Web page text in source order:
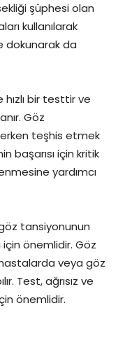
şüphesi olan
kullanılarak
dokunarak da
bir testtir ve
Göz
teşhis etmek
başarısı için kritik
yardımcı
tansiyonunun
önemlidir. Göz
veya göz
Test, ağrısız ve
önemlidir.